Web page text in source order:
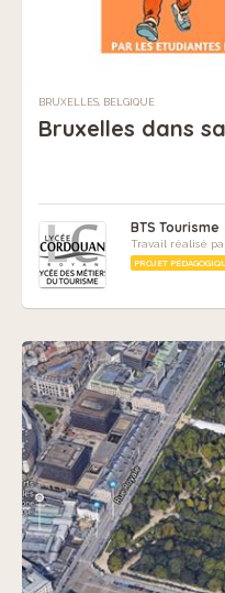
BRUXELLES, BELGIQUE
Bruxelles dans
BTS Tourisme
Travail réalisé
PROJET